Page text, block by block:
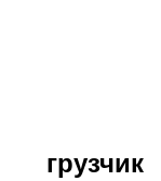
грузчик